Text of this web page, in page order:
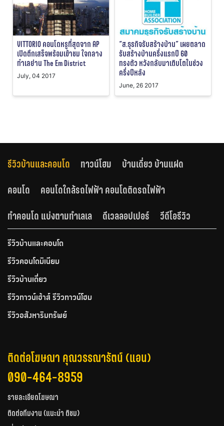
VITTORIO คอนโดหรูที่สุดจาก AP
เปิดตึกเสร็จพร้อมเข้าชม ใจกลาง
ทำเลย่าน The Em District
July, 04 2017
“ส.ธุรกิจรับสร้างบ้าน” เผยตลาด
รับสร้างบ้านครึ่งแรกปี 60
ทรงตัว หวังกลับมาเติบโตในช่วง
ครึ่งปีหลัง
June, 26 2017
รีวิวบ้านและคอนโด ทาวน์โฮม
บ้านเดี่ยว บ้านแฝด
คอนโด
คอนโดใกล้รถไฟฟ้า คอนโดติดรถไฟฟ้า
ทำคอนโด แบ่งตามทำเลเล
ดีเวลลอปเปอร์ วีดีโอรีวิว
รีวิวบ้านและคอนโด
รีวิวคอนโดมิเนียม
รีวิวบ้านเดี่ยว
รีวิวทาวน์เฮ้าส์ รีวิวทาวน์โฮม
รีวิวอสังหาริมทรัพย์
ติดต่อโฆษณา คุณวรรณารัตน์ (แอน)
090-464-8959
รายละเอียดโฆษณา
ติดต่อทีมงาน (แนะนำ ติชม)